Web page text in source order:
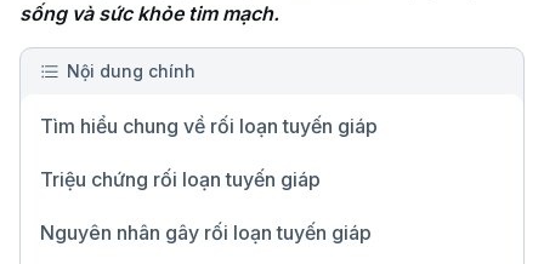
sống và sức khỏe tim mạch.
Nội dung chính
Tìm hiểu chung về rối loạn tuyến giáp
Triệu chứng rối loạn tuyến giáp
Nguyên nhân gây rối loạn tuyến giáp